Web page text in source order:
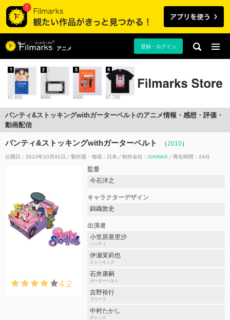
アニメ 登録・ログイン
¥1,650
1
¥990
2
¥990
3
¥7,700
4
パンティ&ストッキングwithガーターベルトのアニメ情報・感想・評価・
動画配信
パンティ&ストッキングwithガーターベルト （2010）
公開日：2010年10月01日 製作国・地域： 日本 制作会社： GAINAX 再生時間：24分
4.2
監督
今石洋之
キャラクターデザイン
錦織敦史
出演者
小笠原亜里沙
パンティ
伊瀬茉莉也
ストッキング
石井康嗣
ガーターベルト
吉野裕行
ブリーフ
中村たかし
チャック